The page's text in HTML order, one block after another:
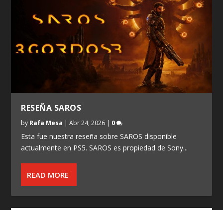
RESEÑA SAROS
by Rafa Mesa |Abr 24, 2026 | 0
Esta fue nuestra reseña sobre SAROS disponible
actualmente en PS5. SAROS es propiedad de Sony...
READ MORE